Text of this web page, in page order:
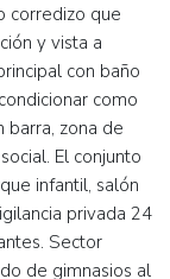
corredizo que
y vista a
con baño
como
barra, zona de
El conjunto
infantil, salón
privada 24
Sector
de gimnasios al